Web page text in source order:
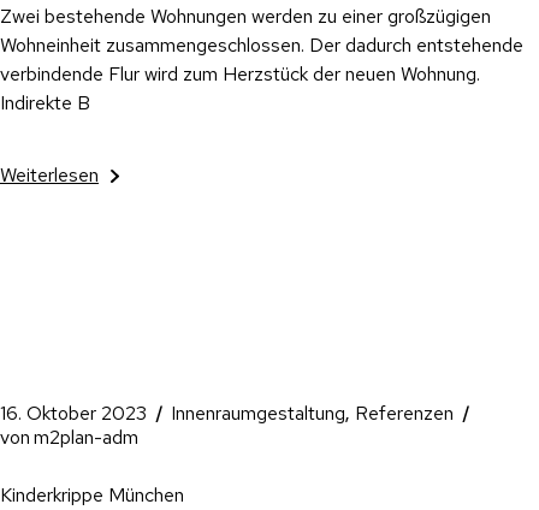
Zwei bestehende Wohnungen werden zu einer großzügigen
Wohneinheit zusammengeschlossen. Der dadurch entstehende
verbindende Flur wird zum Herzstück der neuen Wohnung.
Indirekte B
Weiterlesen
16. Oktober 2023 Innenraumgestaltung Referenzen
vonm2plan-adm
Kinderkrippe München